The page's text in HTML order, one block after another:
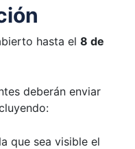
hasta el 8 de
deberán enviar
que sea visible el